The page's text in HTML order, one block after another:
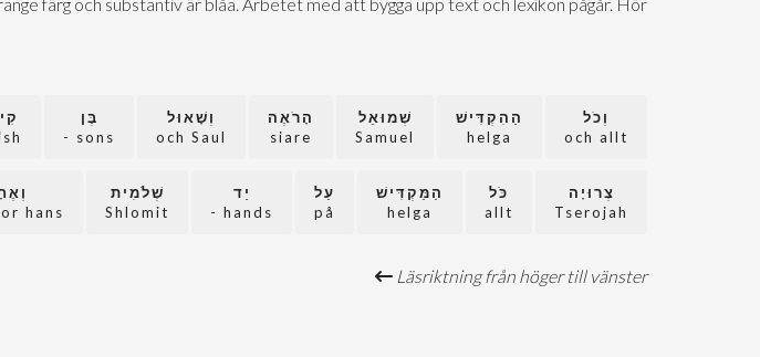
וְכֹל
och allt
הַהִקְדִּישׁ
helga
שְׁמוּאֵל
Samuel
הָרֹאֶה
siare
וְשָׁאוּל
och Saul
בֶּן
sons -
צְרוּיָה
Tserojah
כֹּל
allt
הַמַּקְדִּישׁ
helga
עַל
på
יַד
hands -
שְׁלֹמִית
Shlomit
hans
Läsriktning från höger till vänster